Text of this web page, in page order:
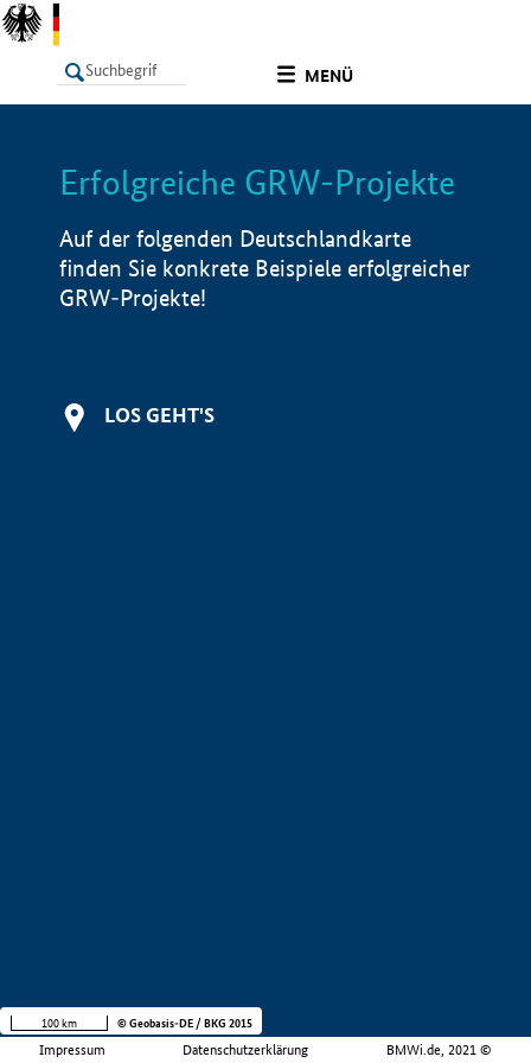
MENÜ
LISTE Info
Erfolgreiche GRW-Projekte
Auf der folgenden Deutschlandkarte
finden Sie konkrete Beispiele erfolgreicher
GRW-Projekte!
LOS GEHT'S
Impressum Datenschutzerklärung BMWi.de, 2021 ©
100 km © Geobasis-DE / BKG 2015